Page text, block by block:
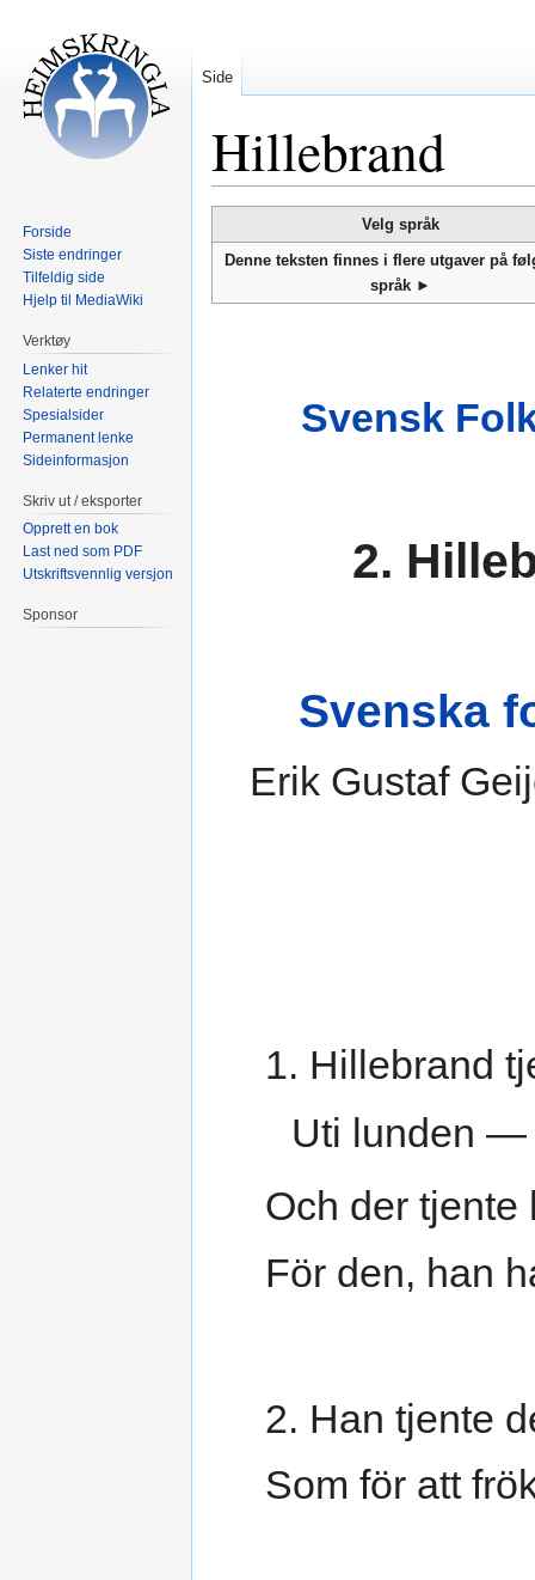
Hillebrand
til
navigering
til
søk
Velg språk
Denne teksten finnes i flere utgaver på
språk ►
Svensk
2.
Svenska
Erik Gustaf
1. Hillebrand
Uti lunden —
Och der tjente
För den, han
2. Han tjente
Som för att
Side
Forside
Siste endringer
Tilfeldig side
Hjelp til MediaWiki
Verktøy
Lenker hit
Relaterte endringer
Spesialsider
Permanent lenke
Sideinformasjon
Skriv ut / eksporter
Opprett en bok
Last ned som PDF
Utskriftsvennlig versjon
Sponsor